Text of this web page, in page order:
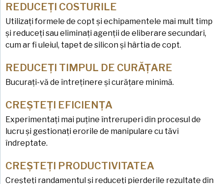
REDUCEȚI COSTURILE
Utilizați formele de copt și echipamentele mai mult timp
și reduceți sau eliminați agenții de eliberare secundari,
cum ar fi uleiul, tapet de silicon și hârtia de copt.
REDUCEȚI TIMPUL DE CURĂȚARE
Bucurați-vă de întreținere și curățare minimă.
CREȘTEȚI EFICIENȚA
Experimentați mai puține întreruperi din procesul de
lucru și gestionați erorile de manipulare cu tăvi
îndreptate.
CREȘTEȚI PRODUCTIVITATEA
Creșteți randamentul și reduceți pierderile rezultate din